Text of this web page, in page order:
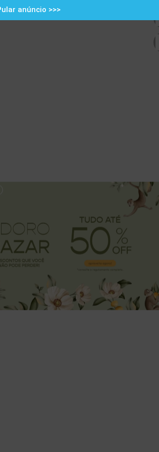
anúncio >>>